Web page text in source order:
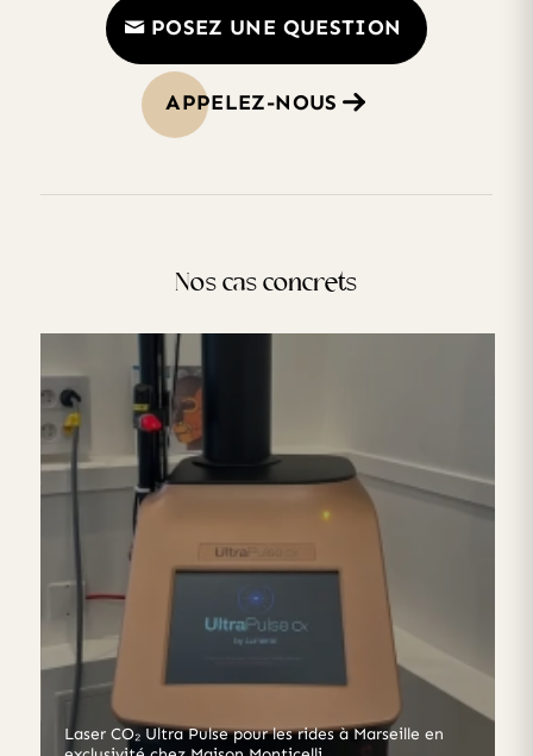
POSEZ UNE QUESTION
APPELEZ-NOUS
Nos cas concrets
Laser CO₂ Ultra Pulse pour les rides à Marseille en